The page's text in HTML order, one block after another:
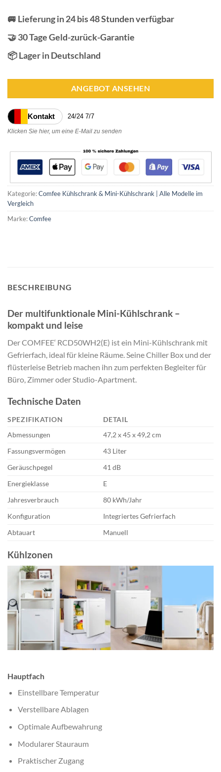
🚐 Lieferung in 24 bis 48 Stunden verfügbar
🤝 30 Tage Geld-zurück-Garantie
📦 Lager in Deutschland
ANGEBOT ANSEHEN
Kontakt 24/24 7/7
Klicken Sie hier, um eine E-Mail zu senden
Kategorie:Comfee Kühlschrank & Mini-Kühlschrank | Alle Modelle im
Vergleich
Marke:Comfee
BESCHREIBUNG
Der multifunktionale Mini-Kühlschrank –
kompakt und leise
Der COMFEE‘ RCD50WH2(E) ist ein Mini-Kühlschrank mit
Gefrierfach, ideal für kleine Räume. Seine Chiller Box und der
flüsterleise Betrieb machen ihn zum perfekten Begleiter für
Büro, Zimmer oder Studio-Apartment.
Technische Daten
SPEZIFIKATION
DETAIL
Abmessungen
47,2 x 45 x 49,2 cm
Fassungsvermögen
43 Liter
Geräuschpegel
41 dB
Energieklasse
E
Jahresverbrauch
80 kWh/Jahr
Konfiguration
Integriertes Gefrierfach
Abtauart
Manuell
Kühlzonen
Hauptfach
Einstellbare Temperatur
Verstellbare Ablagen
Optimale Aufbewahrung
Modularer Stauraum
Praktischer Zugang